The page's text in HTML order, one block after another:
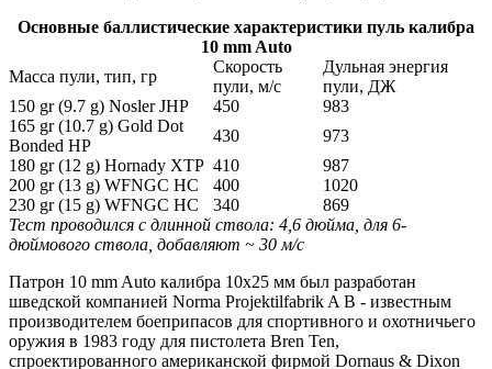
Основные баллистические характеристики пуль калибра
10 mm Auto
Масса пули, тип, гр
Скорость
пули, м/с
Дульная энергия
пули, ДЖ
150 gr (9.7 g) Nosler JHP
450
983
165 gr (10.7 g) Gold Dot
Bonded HP
430
973
180 gr (12 g) Hornady XTP 410
987
200 gr (13 g) WFNGC HC
400
1020
230 gr (15 g) WFNGC HC
340
869
Тест проводился с длинной ствола: 4,6 дюйма, для 6-
дюймового ствола, добавляют ~ 30 м/с
Патрон 10 mm Auto калибра 10x25 мм был разработан
шведской компанией Norma Projektilfabrik A B - известным
производителем боеприпасов для спортивного и охотничьего
оружия в 1983 году для пистолета Bren Ten,
спроектированного американской фирмой Dornaus & Dixon